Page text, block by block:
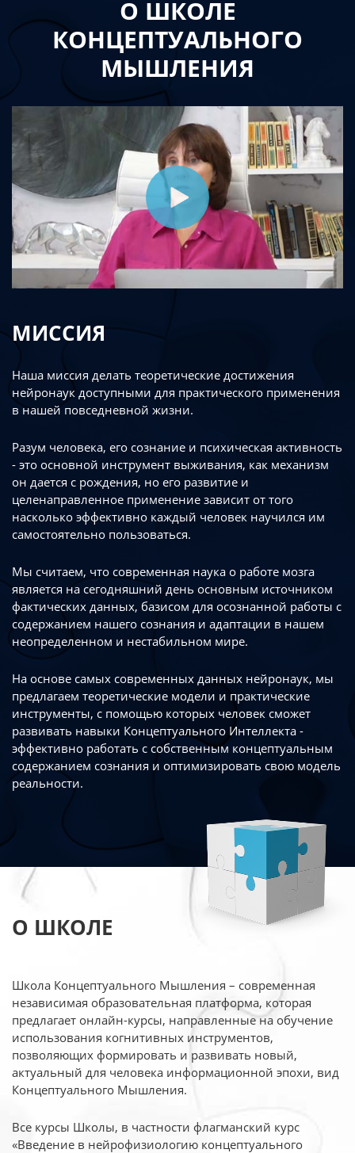
О ШКОЛЕ
КОНЦЕПТУАЛЬНОГО
МЫШЛЕНИЯ
МИССИЯ
Наша миссия делать теоретические достижения
нейронаук доступными для практического применения
в нашей повседневной жизни.
Разум человека, его сознание и психическая активность
- это основной инструмент выживания, как механизм
он дается с рождения, но его развитие и
целенаправленное применение зависит от того
насколько эффективно каждый человек научился им
самостоятельно пользоваться.
Мы считаем, что современная наука о работе мозга
является на сегодняшний день основным источником
фактических данных, базисом для осознанной работы с
содержанием нашего сознания и адаптации в нашем
неопределенном и нестабильном мире.
На основе самых современных данных нейронаук, мы
предлагаем теоретические модели и практические
инструменты, с помощью которых человек сможет
развивать навыки Концептуального Интеллекта -
эффективно работать с собственным концептуальным
содержанием сознания и оптимизировать свою модель
реальности.
О ШКОЛЕ
Школа Концептуального Мышления – современная
независимая образовательная платформа, которая
предлагает онлайн-курсы, направленные на обучение
использования когнитивных инструментов,
позволяющих формировать и развивать новый,
актуальный для человека информационной эпохи, вид
Концептуального Мышления.
Все курсы Школы, в частности флагманский курс
«Введение в нейрофизиологию концептуального